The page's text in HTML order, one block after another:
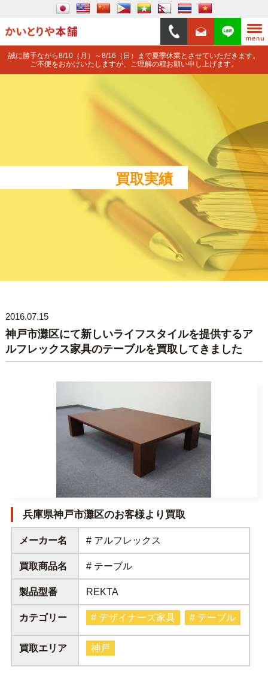
誠に勝手ながら8/10（月）～8/16（日）まで夏季休業とさせていただきます。
ご不便をおかけいたしますが、ご理解の程お願い申し上げます。
買取実績
2016.07.15
神戸市灘区にて新しいライフスタイルを提供するア
ルフレックス家具のテーブルを買取してきました
兵庫県神戸市灘区のお客様より買取
メーカー名 # アルフレックス
買取商品名 # テーブル
製品型番 REKTA
カテゴリー # デザイナーズ家具 # テーブル
買取エリア 神戸